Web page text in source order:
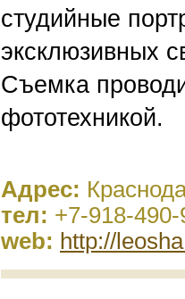
студийные
эксклюзивных
Съемка
фототехникой.
Адрес:
тел: +7-918-
web: http://